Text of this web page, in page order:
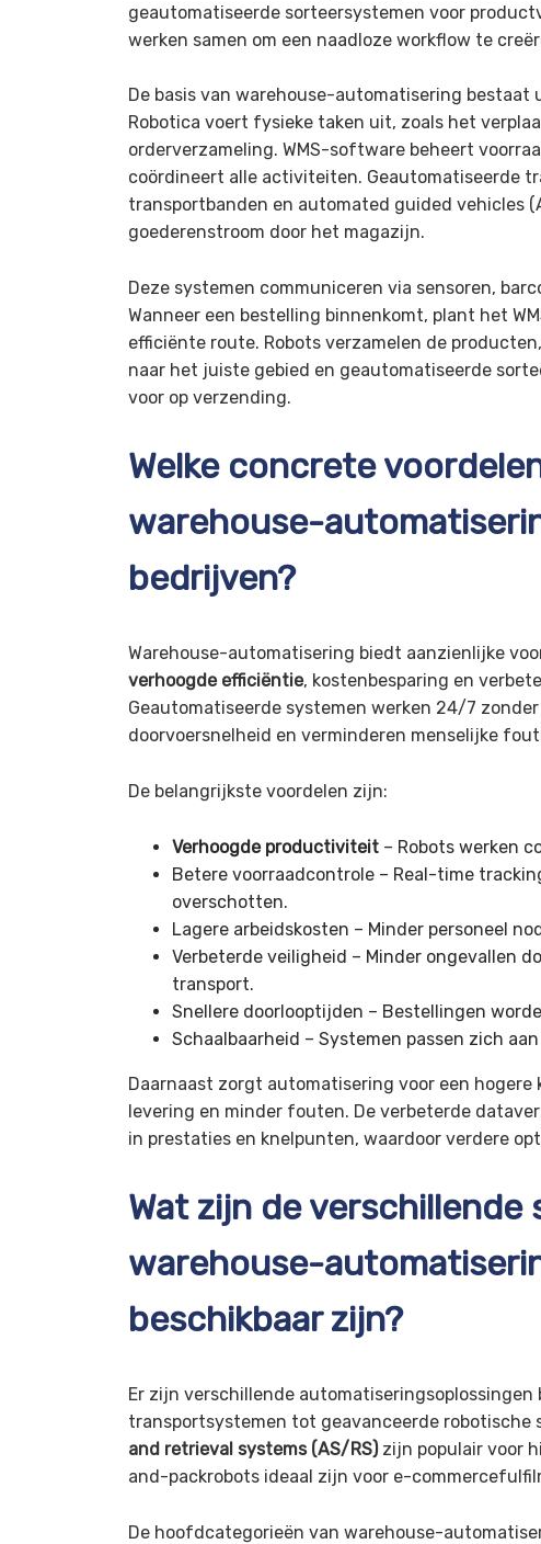
geautomatiseerde sorteersystemen voor
werken samen om een naadloze workflow te
De basis van warehouse-automatisering
Robotica voert fysieke taken uit, zoals het
orderverzameling. WMS-software beheert
coördineert alle activiteiten. Geautomatiseerde
transportbanden en automated guided vehicles
goederenstroom door het magazijn.
Deze systemen communiceren via sensoren,
Wanneer een bestelling binnenkomt, plant het
efficiënte route. Robots verzamelen de
naar het juiste gebied en geautomatiseerde
voor op verzending.
Welke concrete
warehouse-
bedrijven?
Warehouse-automatisering biedt aanzienlijke
verhoogde efficiëntie, kostenbesparing en
Geautomatiseerde systemen werken 24/7
doorvoersnelheid en verminderen menselijke
De belangrijkste voordelen zijn:
Verhoogde productiviteit – Robots werken
Betere voorraadcontrole – Real-time
overschotten.
Lagere arbeidskosten – Minder personeel
Verbeterde veiligheid – Minder ongevallen
transport.
Snellere doorlooptijden – Bestellingen
Schaalbaarheid – Systemen passen zich
Daarnaast zorgt automatisering voor een
levering en minder fouten. De verbeterde
in prestaties en knelpunten, waardoor verdere
Wat zijn de verschillende
warehouse-
beschikbaar zijn?
Er zijn verschillende automatiseringsoplossingen
transportsystemen tot geavanceerde robotische
and retrieval systems (AS/RS)zijn populair voor
and-packrobots ideaal zijn voor e-
De hoofdcategorieën van warehouse-